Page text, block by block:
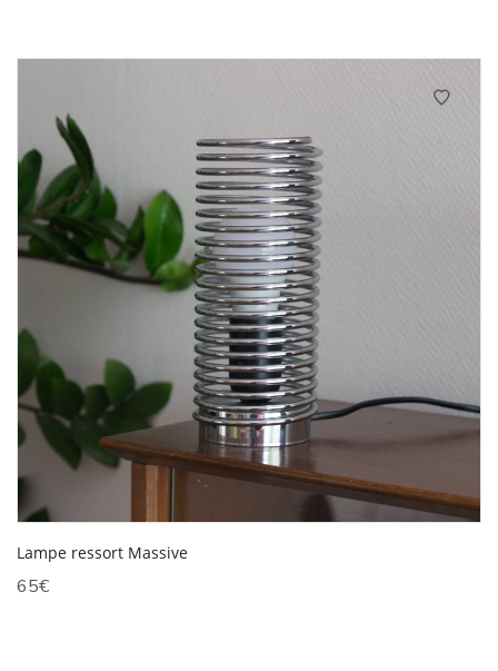
Lampe ressort Massive
65€